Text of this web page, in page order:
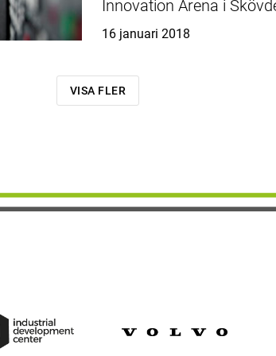
Innovation Arena i
Publicerat
16 januari 2018
VISA FLER